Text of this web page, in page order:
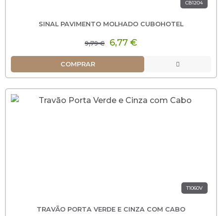
CB1204
SINAL PAVIMENTO MOLHADO CUBOHOTEL
9,79 € 6,77 €
COMPRAR
T1060V
TRAVÃO PORTA VERDE E CINZA COM CABO